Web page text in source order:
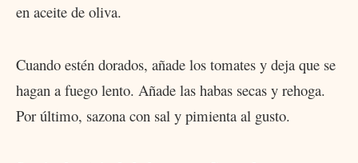
en aceite de oliva.
Cuando estén dorados, añade los tomates y deja que se
hagan a fuego lento. Añade las habas secas y rehoga.
Por último, sazona con sal y pimienta al gusto.